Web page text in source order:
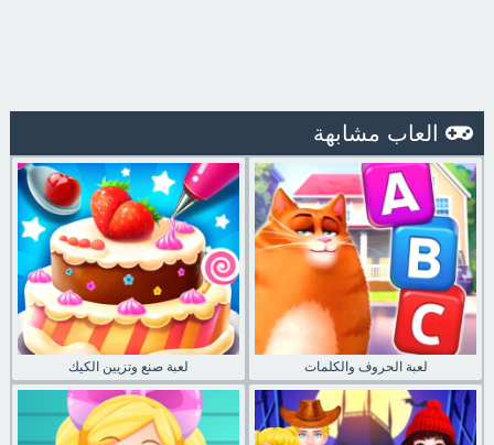
العاب مشابهة
لعبة صنع وتزيين الكيك لعبة الحروف والكلمات